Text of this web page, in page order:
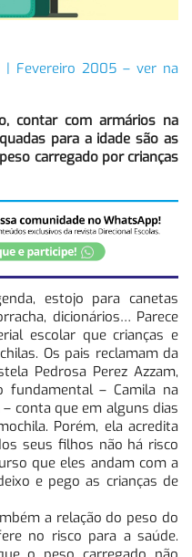
| Fevereiro 2005 – ver na
contar com armários na
para a idade são as
carregado por crianças
estojo para canetas
dicionários… Parece
escolar que crianças e
Os pais reclamam da
Pedrosa Perez Azzam,
– Camila na
conta que em alguns dias
Porém, ela acredita
seus filhos não há risco
que eles andam com a
e pego as crianças de
a relação do peso do
no risco para a saúde.